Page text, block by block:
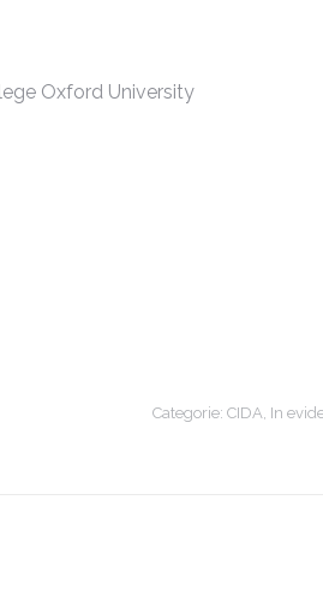
Oxford University
Categorie: CIDA, In